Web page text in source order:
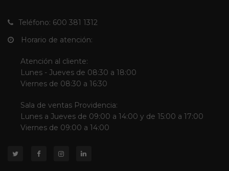
Teléfono: 600 381 1312
Horario de atención:
Atención al cliente:
Lunes - Jueves de 08:30 a 18:00
Viernes de 08:30 a 16:30
Sala de ventas Providencia:
Lunes a Jueves de 09:00 a 14:00 y de 15:00 a 17:00
Viernes de 09:00 a 14:00